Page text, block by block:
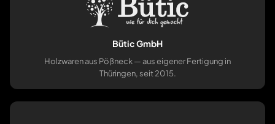
Bütic GmbH
Holzwaren aus Pößneck — aus eigener Fertigung in
Thüringen, seit 2015.